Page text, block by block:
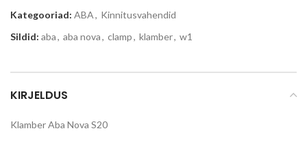
Kategooriad: ABA, Kinnitusvahendid
Sildid: aba, aba nova, clamp, klamber, w1
KIRJELDUS
Klamber Aba Nova S20